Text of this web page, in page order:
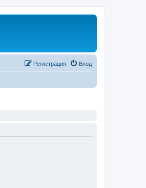
Вход
Регистрация